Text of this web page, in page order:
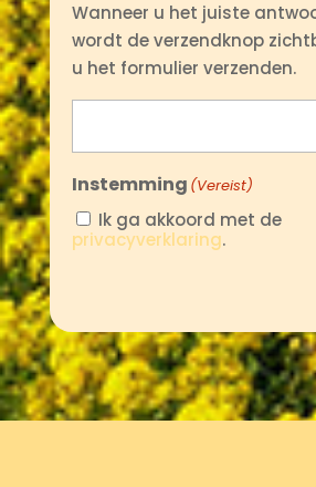
Wanneer u het juiste
wordt de verzendknop
u het formulier verzenden.
Instemming (Vereist)
Ik ga akkoord met de
privacyverklaring.